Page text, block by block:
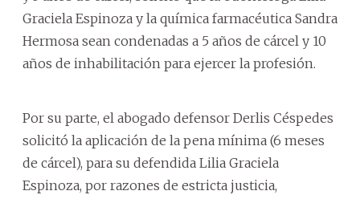
Graciela Espinoza y la química farmacéutica Sandra
Hermosa sean condenadas a 5 años de cárcel y 10
años de inhabilitación para ejercer la profesión.
Por su parte, el abogado defensor Derlis Céspedes
solicitó la aplicación de la pena mínima (6 meses
de cárcel), para su defendida Lilia Graciela
Espinoza, por razones de estricta justicia,